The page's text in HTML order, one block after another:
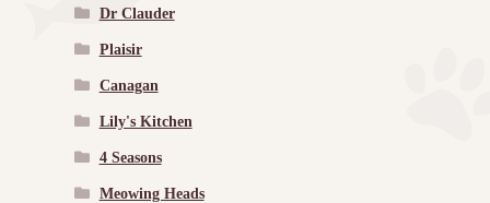
Dr Clauder
Plaisir
Canagan
Lily's Kitchen
4 Seasons
Meowing Heads